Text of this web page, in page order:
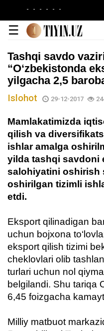
lotin
кирилл
Kategoriyalar
Saytdan
foydalanish
Loyiha
haqida
Aloqa
☰
Tashqi savdo
“O‘zbekistonda
yilgacha 2,5
Islohot 29-12-2017
Mamlakatimizda
qilish va
ishlar amalga
yilda tashqi savdoni
salohiyatini oshirish
oshirilgan tizimli
etdi.
Eksport qilinadigan
uchun bojxona
eksport qilish tizimi
cheklovlari olib
turlari uchun nol
belgilandi. Shu tariqa
6,45 foizgacha
Milliy matbuot